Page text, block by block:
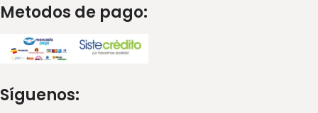
Metodos de pago:
Síguenos: